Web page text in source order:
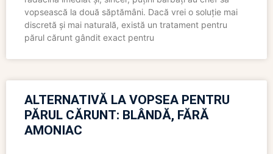
vopsească la două săptămâni. Dacă vrei o soluție mai
discretă și mai naturală, există un tratament pentru
părul cărunt gândit exact pentru
ALTERNATIVĂ LA VOPSEA PENTRU
PĂRUL CĂRUNT: BLÂNDĂ, FĂRĂ
AMONIAC